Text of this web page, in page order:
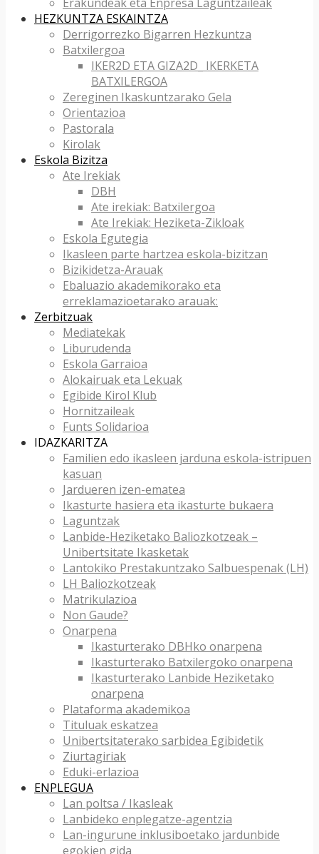
HEZKUNTZA ESKAINTZA
Derrigorrezko Bigarren Hezkuntza
Batxilergoa
IKER2D ETA GIZA2D_ IKERKETA
BATXILERGOA
Zereginen Ikaskuntzarako Gela
Orientazioa
Pastorala
Kirolak
Eskola Bizitza
Ate Irekiak
DBH
Ate irekiak: Batxilergoa
Ate Irekiak: Heziketa-Zikloak
Eskola Egutegia
Ikasleen parte hartzea eskola-bizitzan
Bizikidetza-Arauak
Ebaluazio akademikorako eta
erreklamazioetarako arauak:
Zerbitzuak
Mediatekak
Liburudenda
Eskola Garraioa
Alokairuak eta Lekuak
Egibide Kirol Klub
Hornitzaileak
Funts Solidarioa
IDAZKARITZA
Familien edo ikasleen jarduna eskola-istripuen
kasuan
Jardueren izen-ematea
Ikasturte hasiera eta ikasturte bukaera
Laguntzak
Lanbide-Heziketako Baliozkotzeak –
Unibertsitate Ikasketak
Lantokiko Prestakuntzako Salbuespenak (LH)
LH Baliozkotzeak
Matrikulazioa
Non Gaude?
Onarpena
Ikasturterako DBHko onarpena
Ikasturterako Batxilergoko onarpena
Ikasturterako Lanbide Heziketako
onarpena
Plataforma akademikoa
Tituluak eskatzea
Unibertsitaterako sarbidea Egibidetik
Ziurtagiriak
Eduki-erlazioa
ENPLEGUA
Lan poltsa / Ikasleak
Lanbideko enplegatze-agentzia
Lan-ingurune inklusiboetako jardunbide
egokien gida